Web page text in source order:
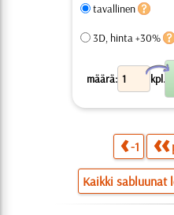
tavallinen
3D, hinta +30%
määrä: kpl.
X
-1
Kaikki sabluunat